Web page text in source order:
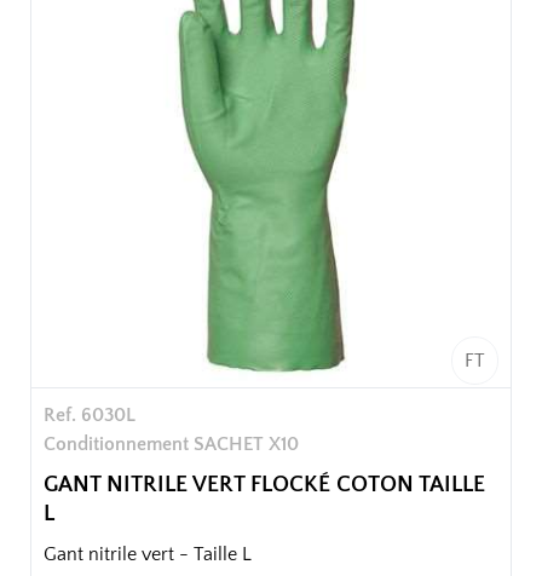
Sachet de 12 paires
144 paires / carton soit 12 sachets / carton
FT
Ref. 6030L
Conditionnement SACHET X10
GANT NITRILE VERT FLOCKÉ COTON TAILLE
L
Gant nitrile vert - Taille L